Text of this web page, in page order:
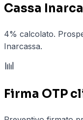
Cassa
4% calcolato.
Inarcassa.
Firma OTP